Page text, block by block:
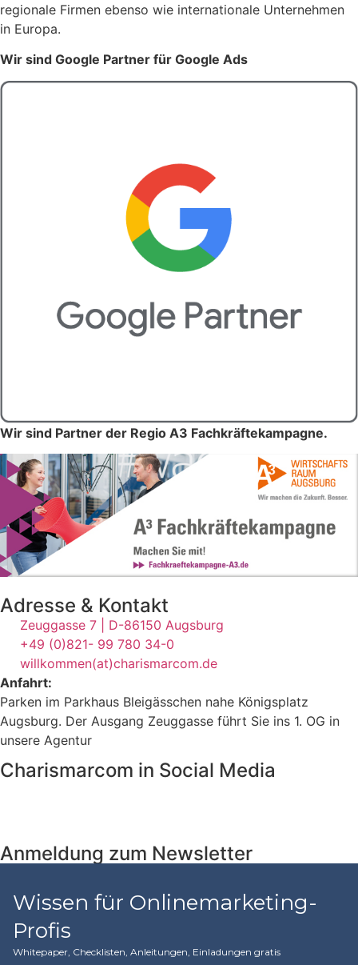
regionale Firmen ebenso wie internationale Unternehmen
in Europa.
Wir sind Google Partner für Google Ads
Wir sind Partner der Regio A3 Fachkräftekampagne.
Adresse & Kontakt
Zeuggasse 7 | D-86150 Augsburg
+49 (0)821- 99 780 34-0
willkommen(at)charismarcom.de
Anfahrt:
Parken im Parkhaus Bleigässchen nahe Königsplatz
Augsburg. Der Ausgang Zeuggasse führt Sie ins 1. OG in
unsere Agentur
Charismarcom in Social Media
Anmeldung zum Newsletter
Wissen für Onlinemarketing-
Profis
Whitepaper, Checklisten, Anleitungen, Einladungen gratis​